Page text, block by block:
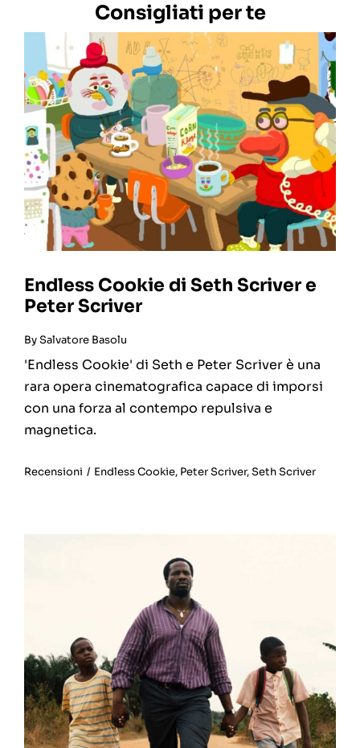
Consigliati per te
Endless Cookie di Seth Scriver e
Peter Scriver
BySalvatore Basolu
'Endless Cookie' di Seth e Peter Scriver è una
rara opera cinematografica capace di imporsi
con una forza al contempo repulsiva e
magnetica.
Recensioni / Endless Cookie, Peter Scriver,Seth Scriver